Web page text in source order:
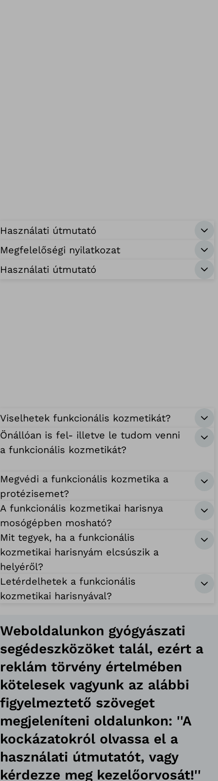
Használati útmutató
Megfelelőségi nyilatkozat
Használati útmutató
Viselhetek funkcionális kozmetikát?
Önállóan is fel- illetve le tudom venni
a funkcionális kozmetikát?
Megvédi a funkcionális kozmetika a
protézisemet?
A funkcionális kozmetikai harisnya
mosógépben mosható?
Mit tegyek, ha a funkcionális
kozmetikai harisnyám elcsúszik a
helyéről?
Letérdelhetek a funkcionális
kozmetikai harisnyával?
Weboldalunkon gyógyászati
segédeszközöket talál, ezért a
reklám törvény értelmében
kötelesek vagyunk az alábbi
figyelmeztető szöveget
megjeleníteni oldalunkon: ''A
kockázatokról olvassa el a
használati útmutatót, vagy
kérdezze meg kezelőorvosát!''